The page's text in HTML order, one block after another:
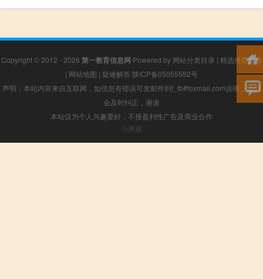
Copyright © 2012 - 2026 第一教育信息网 Powered by 网站分类目录 | 精选推荐文章
| 网站地图 | 疑难解答 陕ICP备05055592号
声明：本站内容来自互联网，如信息有错误可发邮件到f_fb#foxmail.com说明，我们
会及时纠正，谢谢
本站仅为个人兴趣爱好，不接盈利性广告及商业合作
小男孩